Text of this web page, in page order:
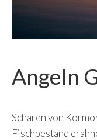
Angeln
Scharen von
Fischbestand